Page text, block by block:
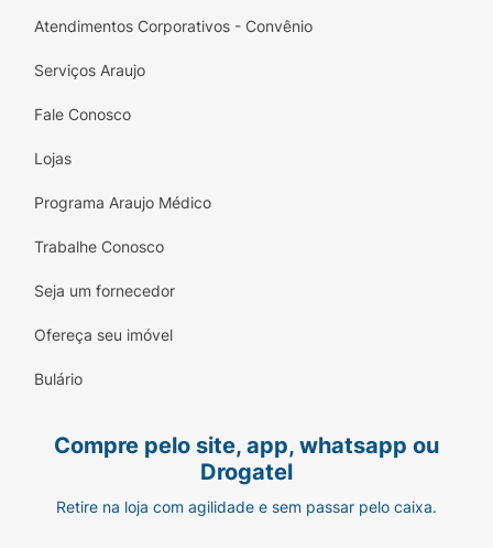
Atendimentos Corporativos - Convênio
Serviços Araujo
Fale Conosco
Lojas
Programa Araujo Médico
Trabalhe Conosco
Seja um fornecedor
Ofereça seu imóvel
Bulário
Compre pelo site, app, whatsapp ou
Drogatel
Retire na loja com agilidade e sem passar pelo caixa.